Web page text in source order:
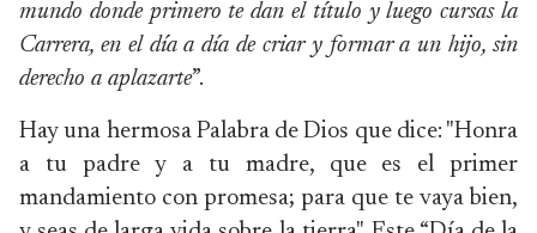
mundo donde primero te dan el título y luego cursas la
Carrera, en el día a día de criar y formar a un hijo, sin
derecho a aplazarte”.
Hay una hermosa Palabra de Dios que dice: "Honra
a tu padre y a tu madre, que es el primer
mandamiento con promesa; para que te vaya bien,